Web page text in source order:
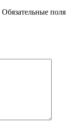
Обязательные поля